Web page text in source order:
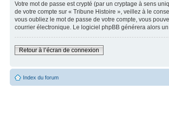
Votre mot de passe est crypté (par un cryptage à sens
de votre compte sur « Tribune Histoire », veillez à le
vous oubliez le mot de passe de votre compte, vous
courrier électronique. Le logiciel phpBB générera alors
Retour à l’écran de connexion
Index du forum